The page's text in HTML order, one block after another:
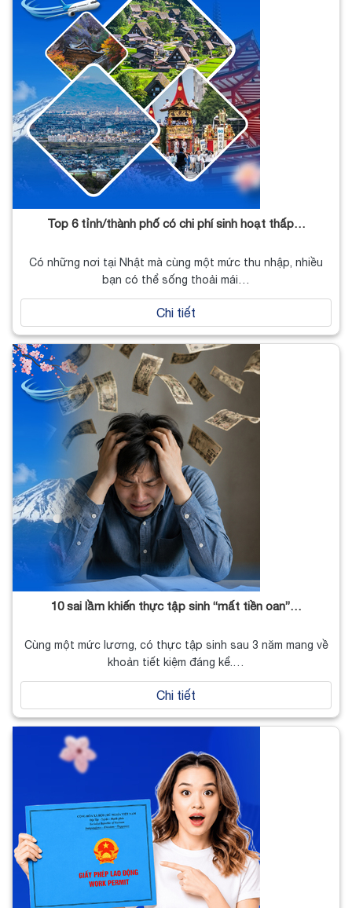
Top 6 tỉnh/thành phố có chi phí sinh hoạt thấp…
Có những nơi tại Nhật mà cùng một mức thu nhập, nhiều
bạn có thể sống thoải mái…
Chi tiết
10 sai lầm khiến thực tập sinh “mất tiền oan”…
Cùng một mức lương, có thực tập sinh sau 3 năm mang về
khoản tiết kiệm đáng kể.…
Chi tiết